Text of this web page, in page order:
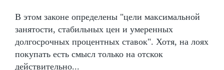
В этом законе определены "цели максимальной
занятости, стабильных цен и умеренных
долгосрочных процентных ставок". Хотя, на лоях
покупать есть смысл только на отскок
действительно...